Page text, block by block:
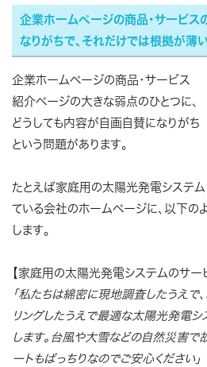
企業ホームページの商品・サービス
なりがちで、それだけでは根拠が薄
企業ホームページの商品・サービス
紹介ページの大きな弱点のひとつに、
どうしても内容が自画自賛になりがち
という問題があります。
たとえば家庭用の太陽光発電システム
ている会社のホームページに、以下の
します。
【家庭用の太陽光発電システムのサー
「私たちは綿密に現地調査したうえで
リングしたうえで最適な太陽光発電
します。台風や大雪などの自然災害で
ートもばっちりなのでご安心ください」